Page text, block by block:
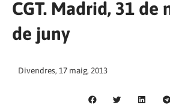
CGT. Madrid, 31 de
de juny
Divendres, 17 maig, 2013